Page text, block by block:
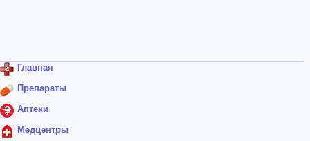
Главная
Препараты
Аптеки
Медцентры